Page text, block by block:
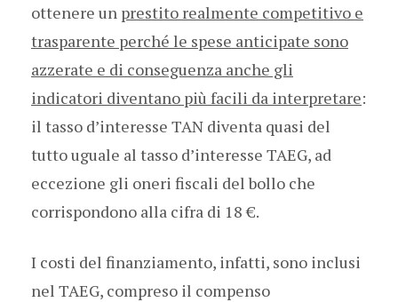
ottenere un prestito realmente competitivo e
trasparente perché le spese anticipate sono
azzerate e di conseguenza anche gli
indicatori diventano più facili da interpretare:
il tasso d’interesse TAN diventa quasi del
tutto uguale al tasso d’interesse TAEG, ad
eccezione gli oneri fiscali del bollo che
corrispondono alla cifra di 18 €.
I costi del finanziamento, infatti, sono inclusi
nel TAEG, compreso il compenso